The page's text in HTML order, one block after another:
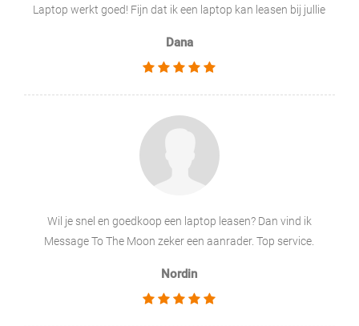
Laptop werkt goed! Fijn dat ik een laptop kan leasen bij jullie
Dana
Wil je snel en goedkoop een laptop leasen? Dan vind ik
Message To The Moon zeker een aanrader. Top service.
Nordin